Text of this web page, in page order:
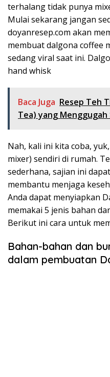
terhalang tidak punya
Mulai sekarang jangan
doyanresep.com akan
membuat dalgona coffee
sedang viral saat ini.
hand whisk
Baca Juga Resep Teh
Tea) yang Menggugah
Nah, kali ini kita coba,
mixer) sendiri di rumah.
sederhana, sajian ini
membantu menjaga
Anda dapat menyiapkan
memakai 5 jenis bahan
Berikut ini cara untuk
Bahan-bahan dan
dalam pembuatan